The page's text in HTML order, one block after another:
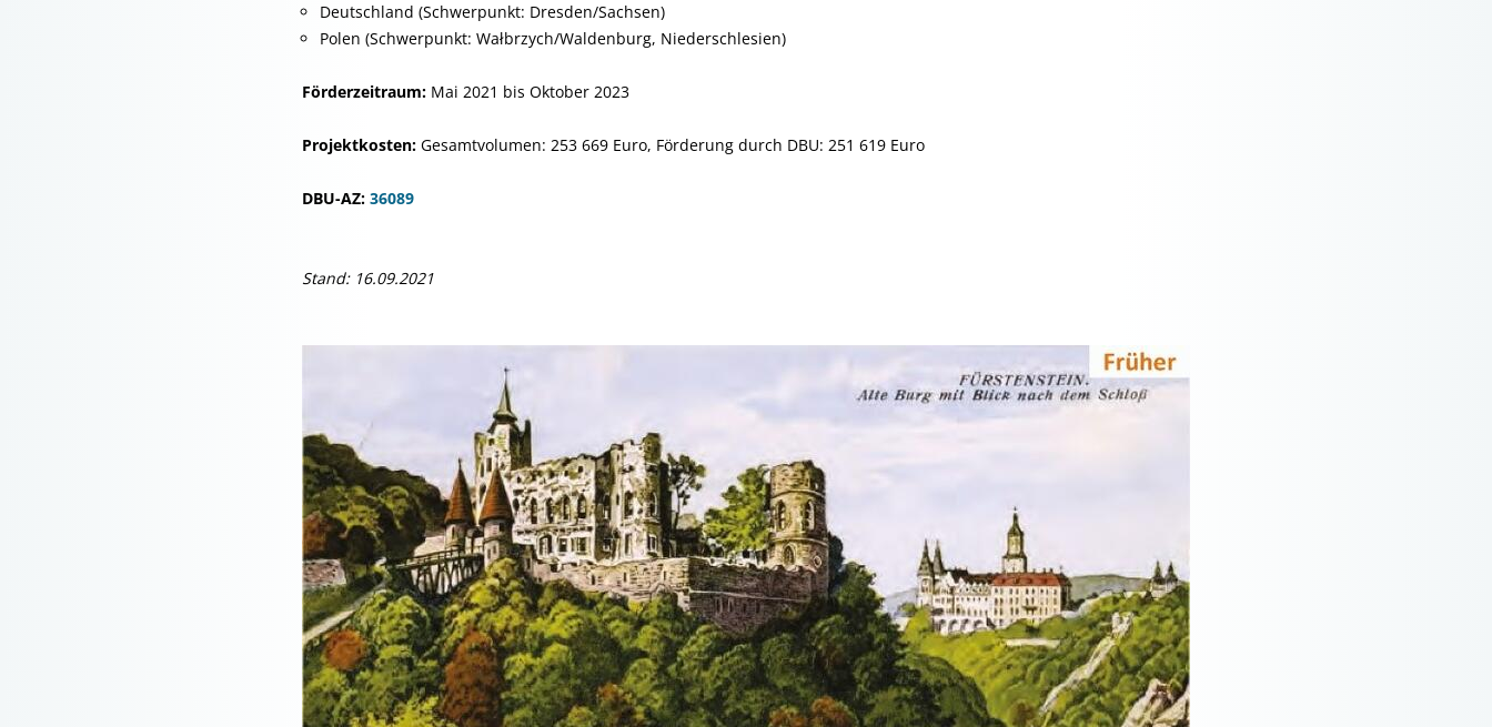
Deutschland (Schwerpunkt: Dresden/Sachsen)
Polen (Schwerpunkt: Wałbrzych/Waldenburg, Niederschlesien)
Förderzeitraum: Mai 2021 bis Oktober 2023
Projektkosten: Gesamtvolumen: 253 669 Euro, Förderung durch DBU: 251 619 Euro
DBU-AZ: 36089
Stand: 16.09.2021